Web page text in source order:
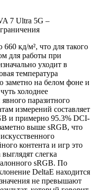
кд/м², что для такого
для работы при
уходит в
температура
заметно на белом фоне и
холоднее
паразитного
измерений составляет
и примерно 95.3% DCI-
выше sRGB, что
контента и игр это
слегка
sRGB. По
DeltaE находится
не превышают